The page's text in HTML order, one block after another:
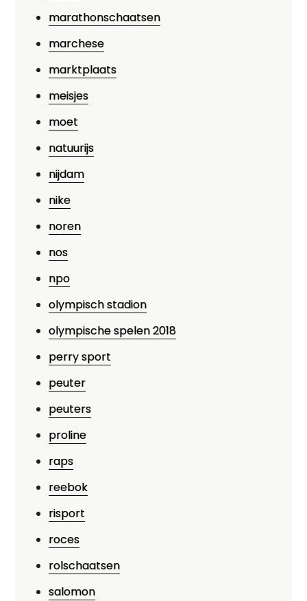
marathonschaatsen
marchese
marktplaats
meisjes
moet
natuurijs
nijdam
nike
noren
nos
npo
olympisch stadion
olympische spelen 2018
perry sport
peuter
peuters
proline
raps
reebok
risport
roces
rolschaatsen
salomon